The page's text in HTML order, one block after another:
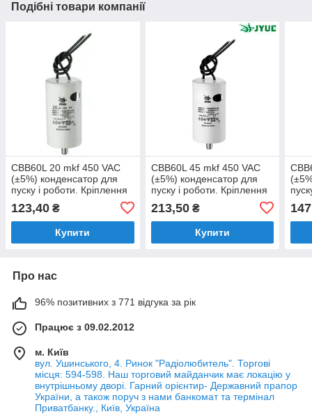
Подібні товари компанії
CBB60L 20 mkf 450 VAC
(±5%) конденсатор для
пуску і роботи. Кріплення
болт + дроти (40*70 mm)
123,40 ₴
Купити
CBB60L 45 mkf 450 VAC
(±5%) конденсатор для
пуску і роботи. Кріплення
болт + дроти (50*106 mm)
213,50₴
Купити
Про нас
96% позитивних з 771 відгука за рік
Працює з 09.02.2012
м. Київ
вул. Ушинського, 4. Ринок "Радіолюбитель". Торгові
місця: 594-598. Наш торговий майданчик має локацію у
внутрішньому дворі. Гарний орієнтир- Державний прапор
України, а також поруч з нами банкомат та термінал
Приватбанку., Київ, Україна